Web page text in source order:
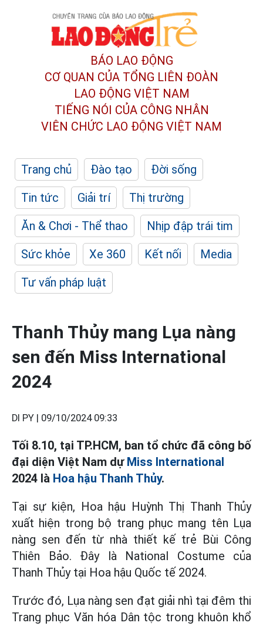
BÁO LAO ĐỘNG
CƠ QUAN CỦA TỔNG LIÊN ĐOÀN
LAO ĐỘNG VIỆT NAM
TIẾNG NÓI CỦA CÔNG NHÂN
VIÊN CHỨC LAO ĐỘNG VIỆT NAM
Trang chủ Đào tạo
Đời sống
Tin tức
Giải trí
Thị trường
Ăn & Chơi - Thể thao
Nhịp đập trái tim
Sức khỏe
Xe 360 Kết nối
Media
Tư vấn pháp luật
Thanh Thủy mang Lụa nàng
sen đến Miss International
2024
DI PY | 09/10/2024 09:33
Tối 8.10, tại TP.HCM, ban tổ chức đã công bố
đại diện Việt Nam dự Miss International
2024 là Hoa hậu Thanh Thủy.
Tại sự kiện, Hoa hậu Huỳnh Thị Thanh Thủy
xuất hiện trong bộ trang phục mang tên Lụa
nàng sen đến từ nhà thiết kế trẻ Bùi Công
Thiên Bảo. Đây là National Costume của
Thanh Thủy tại Hoa hậu Quốc tế 2024.
Trước đó, Lụa nàng sen đạt giải nhì tại đêm thi
Trang phục Văn hóa Dân tộc trong khuôn khổ